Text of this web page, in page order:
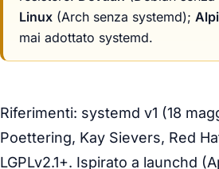
Linux (Arch senza systemd);
mai adottato systemd.
Riferimenti: systemd v1 (18
Poettering, Kay Sievers, Red
LGPLv2.1+. Ispirato a launchd